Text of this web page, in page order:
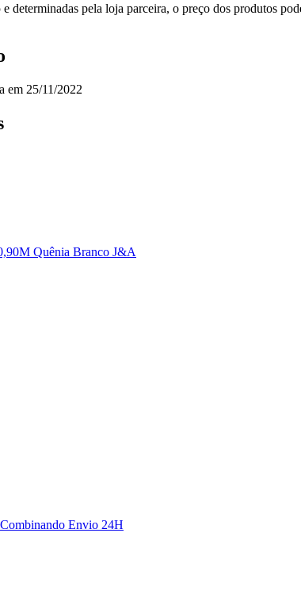
determinadas pela loja parceira, o preço dos produtos
em 25/11/2022
Quênia Branco J&A
Envio 24H